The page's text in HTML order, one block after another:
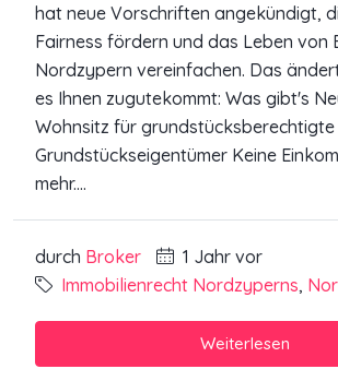
hat neue Vorschriften angekündigt,
Fairness fördern und das Leben von
Nordzypern vereinfachen. Das
es Ihnen zugutekommt: Was gibt's
Wohnsitz für grundstücksberechtigte
Grundstückseigentümer Keine
mehr....
durch Broker
1 Jahr vor
Immobilienrecht Nordzyperns,
Weiterlesen